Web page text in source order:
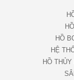
HỒ
HỆ
HỒ